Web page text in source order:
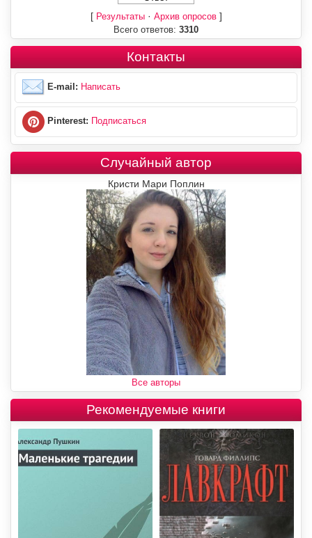
[ Результаты· Архив опросов]
Всего ответов: 3310
Контакты
E-mail: Написать
Pinterest: Подписаться
Случайный автор
Кристи Мари Поплин
Все авторы
Рекомендуемые книги